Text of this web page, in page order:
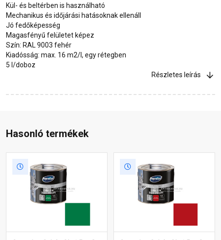
Kül- és beltérben is használható
Mechanikus és időjárási hatásoknak ellenáll
Jó fedőképesség
Magasfényű felületet képez
Szín: RAL 9003 fehér
Kiadósság: max. 16 m2/l, egy rétegben
5 l/doboz
Részletes leírás
Hasonló termékek